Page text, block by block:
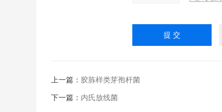
上一篇： 胶胨样类芽孢杆菌
下一篇： 内氏放线菌